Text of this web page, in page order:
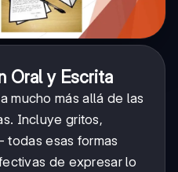
Oral y Escrita
mucho más allá de las
Incluye gritos,
todas esas formas
de expresar lo